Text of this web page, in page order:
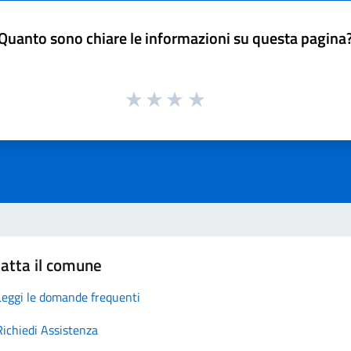
sono chiare le informazioni su questa
il comune
le domande frequenti
Assistenza